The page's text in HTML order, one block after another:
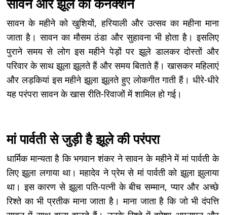
सावन और झूले का कनेक्शन
सावन के महीने को खुशियों, हरियाली और उत्सव का महीना माना
जाता है। सावन का मौसम ठंडा और सुहावना भी होता है। इसलिए
पुराने समय से लोग इस महीने पेड़ों पर झूले डालकर दोस्तों और
परिवार के साथ झूला झूलते हैं और समय बिताते हैं। खासकर महिलाएं
और लड़कियां इस महीने झूला झूलते हुए लोकगीत गाती हैं। धीरे-धीरे
यह परंपरा सावन के खास रीति-रिवाजों में शामिल हो गई।
मां पार्वती से जुड़ी है झूले की परंपरा
धार्मिक मान्यता है कि भगवान शंकर ने सावन के महीने में मां पार्वती के
लिए झूला लगाया था। महादेव ने प्रेम से मां पार्वती को झूला झुलाया
था। इस कारण से झूला पति-पत्नी के बीच सम्मान, प्यार और अच्छे
रिश्ते का भी प्रतीक माना जाता है। माना जाता है कि जो भी दंपत्ति